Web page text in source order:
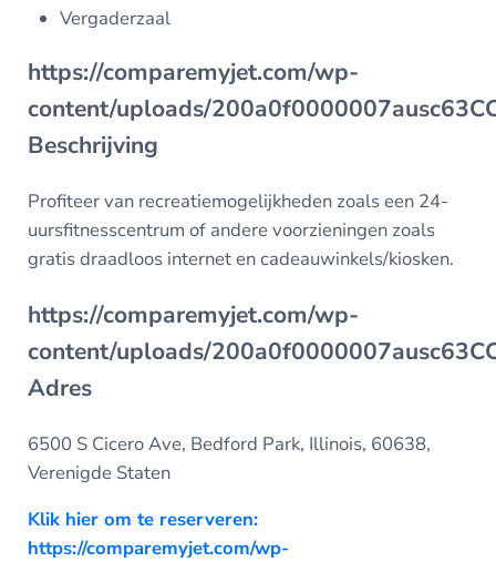
Vergaderzaal
https://comparemyjet.com/wp-
content/uploads/
Beschrijving
Profiteer van recreatiemogelijkheden zoals een 24-
uursfitnesscentrum of andere voorzieningen zoals
gratis draadloos internet en cadeauwinkels/kiosken.
https://comparemyjet.com/wp-
content/uploads/
Adres
6500 S Cicero Ave, Bedford Park, Illinois, 60638,
Verenigde Staten
Klik hier om te reserveren:
https://comparemyjet.com/wp-